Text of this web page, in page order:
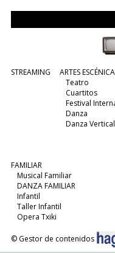
STREAMING
ARTES
Teatro
Cuartitos
Festival
Danza
Danza Vertical
FAMILIAR
Musical Familiar
DANZA FAMILIAR
Infantil
Taller Infantil
Opera Txiki
© Gestor de contenidos